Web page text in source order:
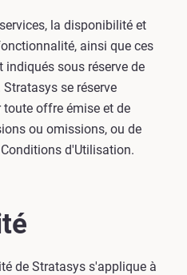
la disponibilité et
ainsi que ces
sous réserve de
se réserve
offre émise et de
ou omissions, ou de
d'Utilisation.
de Stratasys s'applique à